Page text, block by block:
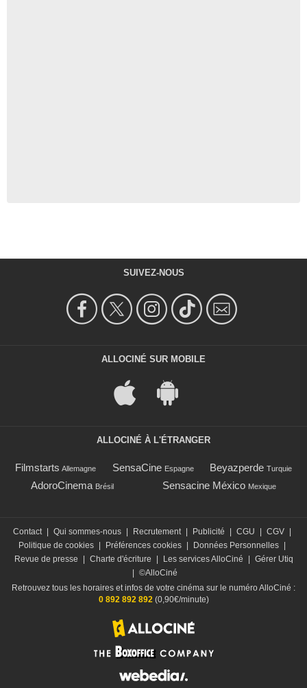
SUIVEZ-NOUS
ALLOCINÉ SUR MOBILE
ALLOCINÉ À L'ÉTRANGER
Filmstarts Allemagne SensaCine Espagne Beyazperde Turquie
AdoroCinema Brésil Sensacine México Mexique
Contact Qui sommes-nous Recrutement Publicité CGU CGV
Politique de cookies
Préférences cookies Données Personnelles
Revue de presse
Charte d'écriture Les services AlloCiné
Gérer Utiq
©AlloCiné
Retrouvez tous les horaires et infos de votre cinéma sur le numéro AlloCiné :
0 892 892 892(0,90€/minute)